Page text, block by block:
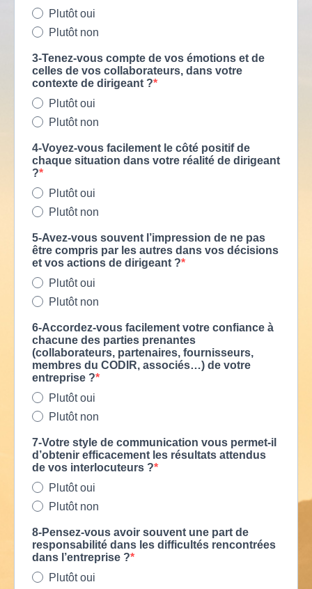
Plutôt oui
Plutôt non
3-Tenez-vous compte de vos émotions et de
celles de vos collaborateurs, dans votre
contexte de dirigeant ?
Plutôt oui
Plutôt non
4-Voyez-vous facilement le côté positif de
chaque situation dans votre réalité de dirigeant
?
Plutôt oui
Plutôt non
5-Avez-vous souvent l’impression de ne pas
être compris par les autres dans vos décisions
et vos actions de dirigeant ?
Plutôt oui
Plutôt non
6-Accordez-vous facilement votre confiance à
chacune des parties prenantes
(collaborateurs, partenaires, fournisseurs,
membres du CODIR, associés…) de votre
entreprise ?
Plutôt oui
Plutôt non
7-Votre style de communication vous permet-il
d’obtenir efficacement les résultats attendus
de vos interlocuteurs ?
Plutôt oui
Plutôt non
8-Pensez-vous avoir souvent une part de
responsabilité dans les difficultés rencontrées
dans l’entreprise ?
Plutôt oui